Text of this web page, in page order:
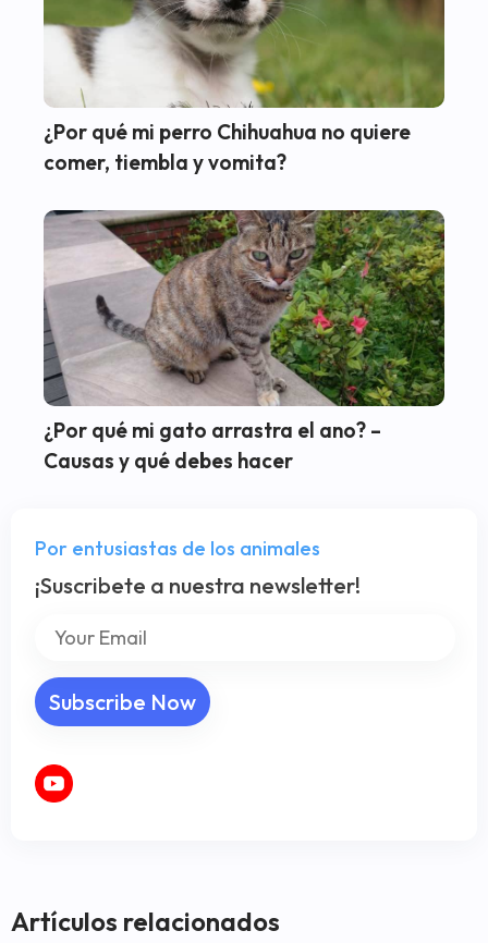
¿Por qué mi perro Chihuahua no quiere
comer, tiembla y vomita?
¿Por qué mi gato arrastra el ano? –
Causas y qué debes hacer
Por entusiastas de los animales
¡Suscribete a nuestra newsletter!
Artículos relacionados